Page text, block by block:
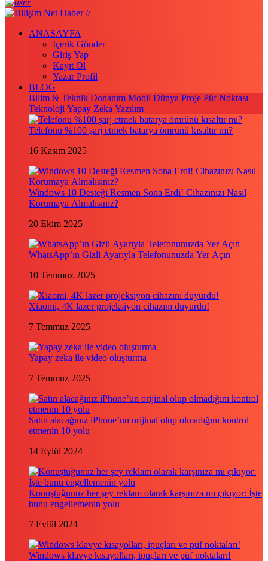
ANASAYFA
İçerik Gönder
Giriş Yap
Kayıt Ol
Yazar Profil
BLOG
Bilim & Teknik Donanım Mobil Dünya Proje Püf Noktası
Teknoloji Yapay Zeka Yazılım
Telefonu %100 şarj etmek batarya ömrünü kısaltır mı?
16 Kasım 2025
Windows 10 Desteği Resmen Sona Erdi! Cihazınızı Nasıl
Korumaya Almalısınız?
20 Ekim 2025
WhatsApp’ın Gizli Ayarıyla Telefonunuzda Yer Açın
10 Temmuz 2025
Xiaomi, 4K lazer projeksiyon cihazını duyurdu!
7 Temmuz 2025
Yapay zeka ile video oluşturma
7 Temmuz 2025
Satın alacağınız iPhone’un orijinal olup olmadığını kontrol
etmenin 10 yolu
14 Eylül 2024
Konuştuğunuz her şey reklam olarak karşınıza mı çıkıyor: İşte
bunu engellemenin yolu
7 Eylül 2024
Windows klavye kısayolları, ipuçları ve püf noktaları!